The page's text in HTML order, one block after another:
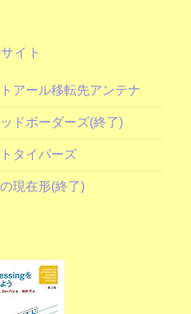
イト
アール移転先アンテナ
ドボーダーズ(終了)
タイパーズ
現在形(終了)